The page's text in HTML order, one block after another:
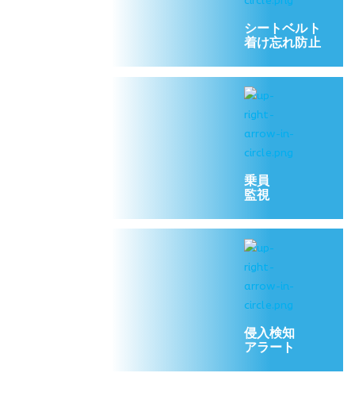
シートベルト
着け忘れ防止
乗員
監視
侵入検知
アラート